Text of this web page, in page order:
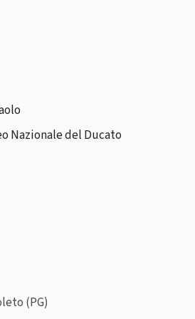
Nazionale del Ducato
(PG)